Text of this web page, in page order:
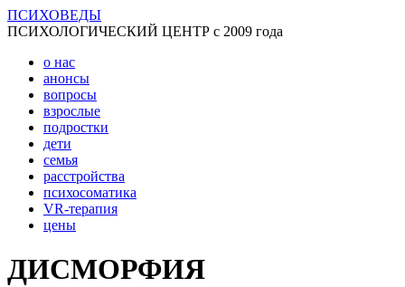
ПСИХОВЕДЫ
ПСИХОЛОГИЧЕСКИЙ ЦЕНТР с 2009 года
о нас
анонсы
вопросы
взрослые
подростки
дети
семья
расстройства
психосоматика
VR-терапия
цены
ДИСМОРФИЯ